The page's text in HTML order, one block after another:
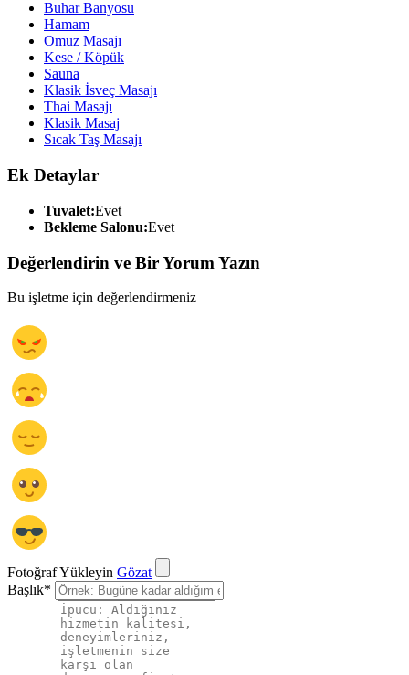
Buhar Banyosu
Hamam
Omuz Masajı
Kese / Köpük
Sauna
Klasik İsveç Masajı
Thai Masajı
Klasik Masaj
Sıcak Taş Masajı
Ek Detaylar
Tuvalet:Evet
Bekleme Salonu:Evet
Değerlendirin ve Bir Yorum Yazın
Bu işletme için değerlendirmeniz
Fotoğraf Yükleyin Gözat
Başlık*